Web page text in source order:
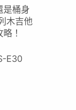
是桶身
木吉他
！
E30